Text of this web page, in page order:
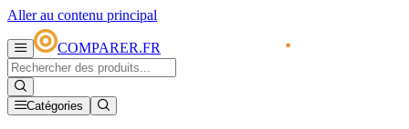
Aller au contenu principal
COMPARER.FR
Catégories